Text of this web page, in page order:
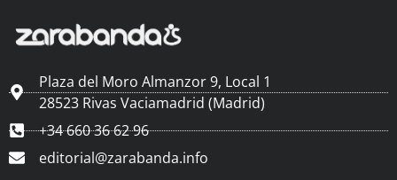
Plaza del Moro Almanzor 9, Local 1
28523 Rivas Vaciamadrid (Madrid)
+34 660 36 62 96
editorial@zarabanda.info